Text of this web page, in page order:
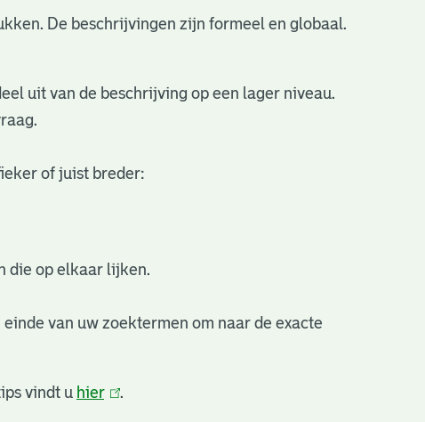
De beschrijvingen zijn formeel en globaal.
uit van de beschrijving op een lager niveau.
of juist breder:
die op elkaar lijken.
van uw zoektermen om naar de exacte
vindt u hier(link
.